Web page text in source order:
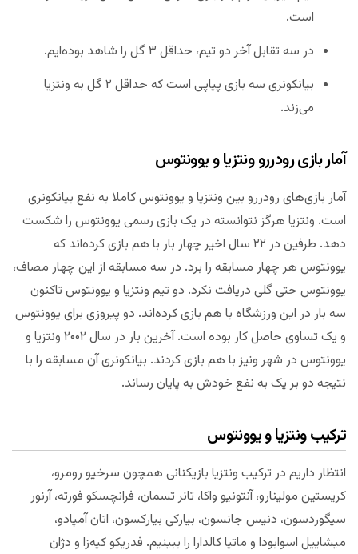
است.
در سه تقابل آخر دو تیم، حداقل ۳ گل را شاهد بوده‌ایم.
بیانکونری سه بازی پیاپی است که حداقل ۲ گل به ونتزیا
می‌زند.
آمار بازی رودررو ونتزیا و یوونتوس
آمار بازی‌های رودررو بین ونتزیا و یوونتوس کاملا به نفع بیانکونری
است. ونتزیا هرگز نتوانسته در یک بازی رسمی یوونتوس را شکست
دهد. طرفین در ۲۲ سال اخیر چهار بار با هم بازی کرده‌اند که
یوونتوس هر چهار مسابقه را برد. در سه مسابقه از این چهار مصاف،
یوونتوس حتی گلی دریافت نکرد. دو تیم ونتزیا و یوونتوس تاکنون
سه بار در این ورزشگاه با هم بازی کرده‌اند. دو پیروزی برای یوونتوس
و یک تساوی حاصل کار بوده است. آخرین بار در سال ۲۰۰۲ ونتزیا و
یوونتوس در شهر ونیز با هم بازی کردند. بیانکونری آن مسابقه را با
نتیجه دو بر یک به نفع خودش به پایان رساند.
ترکیب ونتزیا و یوونتوس
انتظار داریم در ترکیب ونتزیا بازیکنانی همچون سرخیو رومرو،
کریستین مولینارو، آنتونیو واکا، تانر تسمان، فرانچسکو فورته، آرنور
سیگوردسون، دنیس جانسون، بیارکی بیارکسون، اتان آمپادو،
میشاییل اسوابودا و ماتیا کالدارا را ببینیم. فدریکو کیه‌زا و دژان